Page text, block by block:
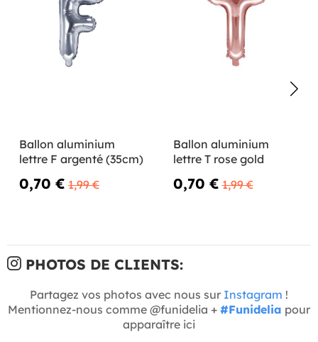
Ballon aluminium
lettre F argenté (35cm)
0,70 € 1,99 €
Ballon aluminium
lettre T rose gold
0,70 € 1,99 €
PHOTOS DE CLIENTS:
Partagez vos photos avec nous sur Instagram !
Mentionnez-nous comme @funidelia + #Funidelia pour
apparaître ici